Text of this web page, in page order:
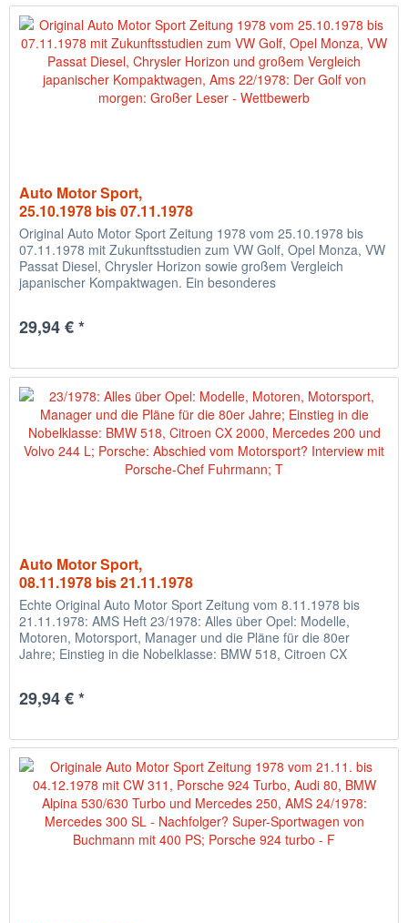
Auto Motor Sport,
25.10.1978 bis 07.11.1978
Original Auto Motor Sport Zeitung 1978 vom 25.10.1978 bis
07.11.1978 mit Zukunftsstudien zum VW Golf, Opel Monza, VW
Passat Diesel, Chrysler Horizon sowie großem Vergleich
japanischer Kompaktwagen. Ein besonderes
29,94 € *
Auto Motor Sport,
08.11.1978 bis 21.11.1978
Echte Original Auto Motor Sport Zeitung vom 8.11.1978 bis
21.11.1978: AMS Heft 23/1978: Alles über Opel: Modelle,
Motoren, Motorsport, Manager und die Pläne für die 80er
Jahre; Einstieg in die Nobelklasse: BMW 518, Citroen CX
29,94 € *